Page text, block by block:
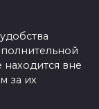
вне
за их